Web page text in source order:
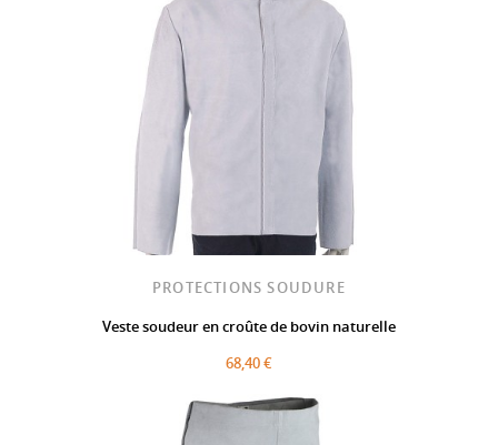
PROTECTIONS SOUDURE
Veste soudeur en croûte de bovin naturelle
68,40 €